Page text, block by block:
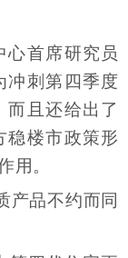
心首席研究员
冲刺第四季度
且还给出了
稳楼市政策形
用。
产品不约而同